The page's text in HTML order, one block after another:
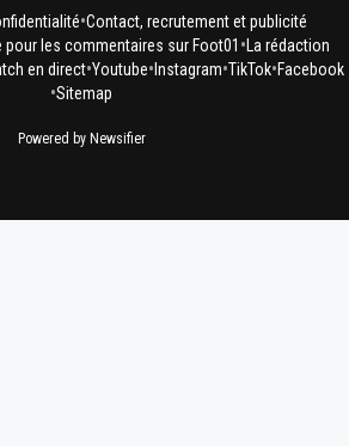
•Contact, recrutement et publicité
les commentaires sur Foot01 • La rédaction
en direct•Youtube• Instagram•TikTok•Facebook
•Sitemap
Powered by Newsifier